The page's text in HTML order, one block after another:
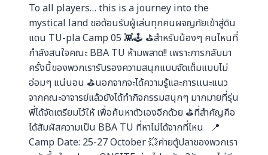
To all players… this is a journey into the
mystical land ขอต้อนรับผู้เล่นทุกคนผจญภัยเข้าสู่ดิน
แดน TU-pla Camp 05 👾🕹️ ⛳️สำหรับน้องๆ คนไหนที่
กำลังสนใจคณะ BBA TU ห้ามพลาด!! เพราะการกลับมา
ครั้งนี้ของพวกเรารับรองความสนุกแบบจัดเต็มแบบไม่
อ่อมๆ แน่นอน ⛳️นอกจากจะได้ความรู้และการเเนะแนว
จากคณะอาจารย์แล้วยังได้ทำกิจกรรมสนุกๆ มากมายที่รุ่น
พี่ได้จัดเตรียมไว้ให้ เพื่อค้นหาตัวเองอีกด้วย ⛳️ที่สำคัญคือ
ได้สัมผัสความเป็น BBA TU ที่หาไม่ได้จากที่ไหน 📍
Camp Date: 25-27 October 💥ค่ายตู้ปลาของพวกเรา